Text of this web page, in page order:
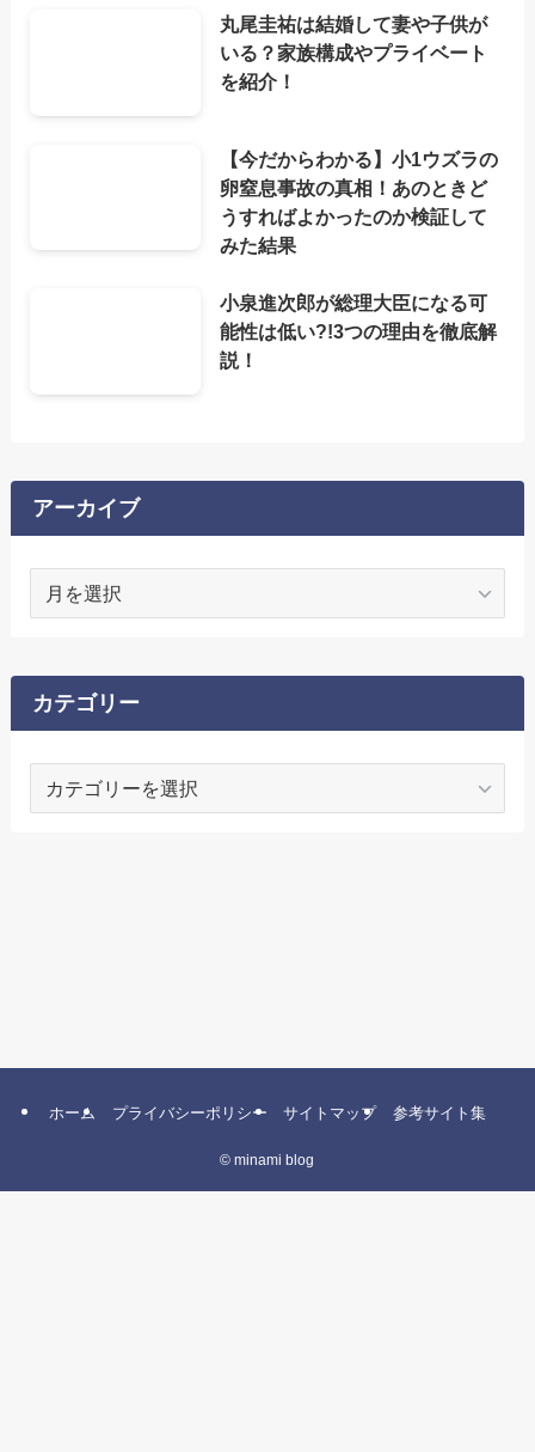
丸尾圭祐は結婚して妻や子供が
いる？家族構成やプライベート
を紹介！
【今だからわかる】小1ウズラの
卵窒息事故の真相！あのときど
うすればよかったのか検証して
みた結果
小泉進次郎が総理大臣になる可
能性は低い?!3つの理由を徹底解
説！
アーカイブ
イ
ブ
カテゴリー
ホーム プライバシーポリシー サイトマップ 参考サイト集
© minami blog